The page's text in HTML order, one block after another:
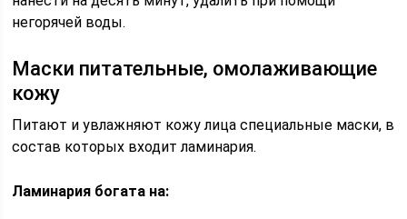
негорячей воды.
Маски питательные, омолаживающие
кожу
Питают и увлажняют кожу лица специальные маски, в
состав которых входит ламинария.
Ламинария богата на: